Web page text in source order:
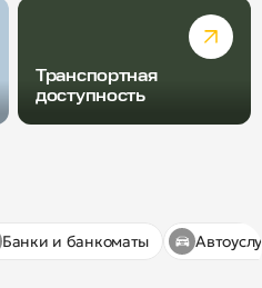
Транспортная
доступность
Банки и банкоматы